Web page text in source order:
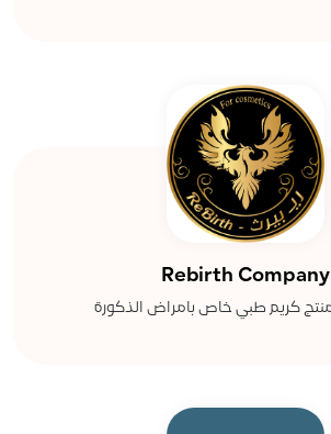
Rebirth Company